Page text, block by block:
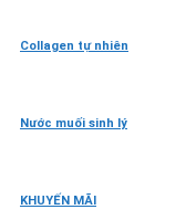
Collagen tự nhiên
Nước muối sinh lý
KHUYẾN MÃI